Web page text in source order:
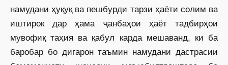
намудани ҳуқуқ ва пешбурди тарзи ҳаёти солим ва
иштирок дар ҳама ҷанбаҳои ҳаёт тадбирҳои
мувофиқ таҳия ва қабул карда мешаванд, ки ба
баробар бо дигарон таъмин намудани дастрасии